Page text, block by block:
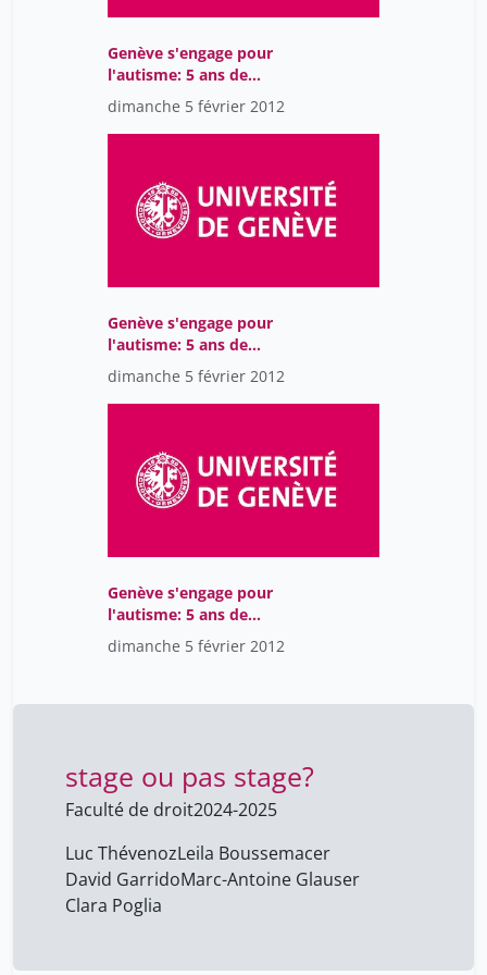
wood hilary
Genève s'engage pour
l'autisme: 5 ans de
partenariat entre
Autisme Genève et
l'OMP
dimanche 5 février 2012
Genève s'engage pour
l'autisme: 5 ans de
partenariat entre
Autisme Genève et
l'OMP
dimanche 5 février 2012
Genève s'engage pour
l'autisme: 5 ans de
partenariat entre
Autisme Genève et
dimanche 5 février 2012
stage ou pas stage?
Faculté de droit2024-2025
Luc ThévenozLeila Boussemacer
David GarridoMarc-Antoine Glauser
Clara Poglia